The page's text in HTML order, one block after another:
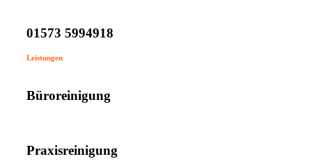
01573 5994918
Leistungen
Büroreinigung
Praxisreinigung